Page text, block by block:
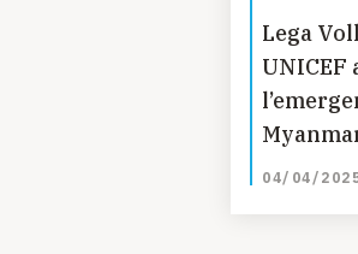
Lega
UNICEF
04/04/